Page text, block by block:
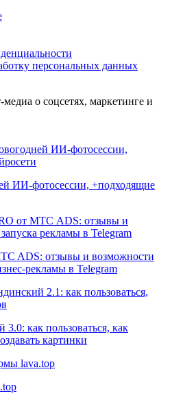
персональных данных
о соцсетях, маркетинге и
ИИ-фотосессии, +подходящие
ADS: отзывы и возможности
рекламы в Telegram
как пользоваться, как
картинки